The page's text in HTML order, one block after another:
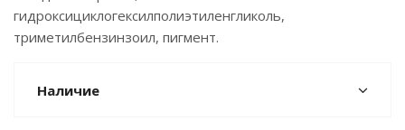
гидроксициклогексилполиэтиленгликоль,
триметилбензинзоил, пигмент.
Наличие